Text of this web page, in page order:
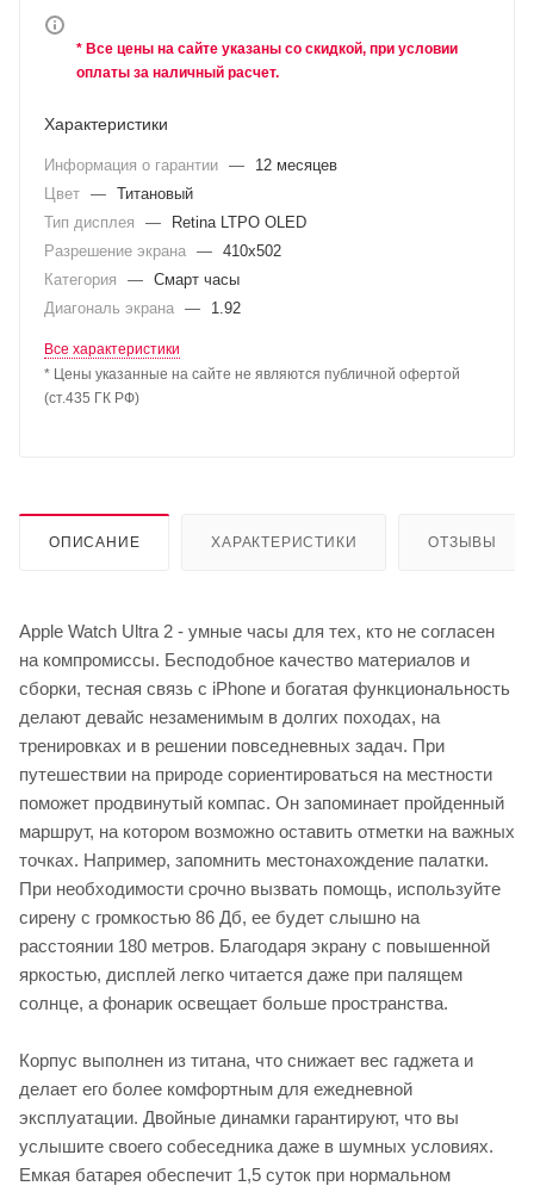
* Все цены на сайте указаны со скидкой, при условии
оплаты за наличный расчет.
Характеристики
Информация о гарантии —
12 месяцев
Цвет — Титановый
Тип дисплея
—
Retina LTPO OLED
Разрешение экрана — 410х502
Категория
— Смарт часы
Диагональ экрана — 1.92
Все характеристики
* Цены указанные на сайте не являются публичной офертой
(ст.435 ГК РФ)
ОПИСАНИЕ ХАРАКТЕРИСТИКИ ОТЗЫВЫ
Apple Watch Ultra 2 - умные часы для тех, кто не согласен
на компромиссы. Бесподобное качество материалов и
сборки, тесная связь с iPhone и богатая функциональность
делают девайс незаменимым в долгих походах, на
тренировках и в решении повседневных задач. При
путешествии на природе сориентироваться на местности
поможет продвинутый компас. Он запоминает пройденный
маршрут, на котором возможно оставить отметки на важных
точках. Например, запомнить местонахождение палатки.
При необходимости срочно вызвать помощь, используйте
сирену с громкостью 86 Дб, ее будет слышно на
расстоянии 180 метров. Благодаря экрану с повышенной
яркостью, дисплей легко читается даже при палящем
солнце, а фонарик освещает больше пространства.
Корпус выполнен из титана, что снижает вес гаджета и
делает его более комфортным для ежедневной
эксплуатации. Двойные динамки гарантируют, что вы
услышите своего собеседника даже в шумных условиях.
Емкая батарея обеспечит 1,5 суток при нормальном